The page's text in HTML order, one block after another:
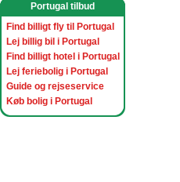
Portugal tilbud
Find billigt fly til Portugal
Lej billig bil i Portugal
Find billigt hotel i Portugal
Lej feriebolig i Portugal
Guide og rejseservice
Køb bolig i Portugal